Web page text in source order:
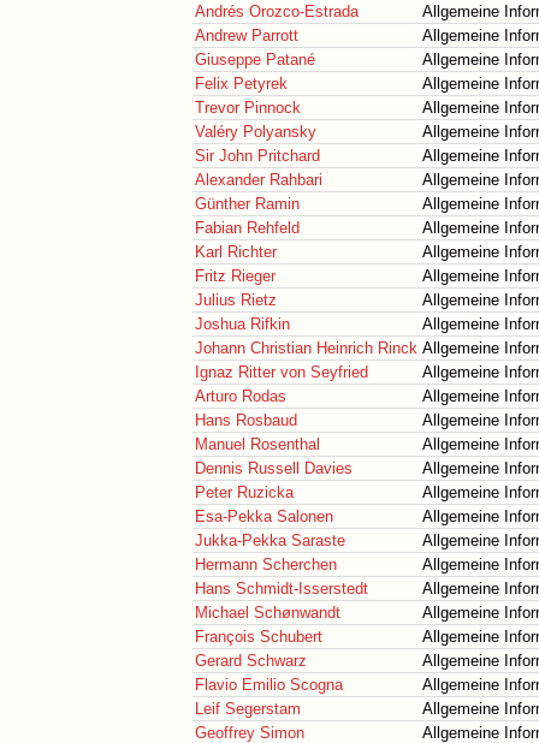
Andrés Orozco-Estrada
Allgemeine
Andrew Parrott
Allgemeine
Giuseppe Patané
Allgemeine
Felix Petyrek
Allgemeine
Trevor Pinnock
Allgemeine
Valéry Polyansky
Allgemeine
Sir John Pritchard
Allgemeine
Alexander Rahbari
Allgemeine
Günther Ramin
Allgemeine
Fabian Rehfeld
Allgemeine
Karl Richter
Allgemeine
Fritz Rieger
Allgemeine
Julius Rietz
Allgemeine
Joshua Rifkin
Allgemeine
Johann Christian Heinrich Rinck Allgemeine
Ignaz Ritter von Seyfried
Allgemeine
Arturo Rodas
Allgemeine
Hans Rosbaud
Allgemeine
Manuel Rosenthal
Allgemeine
Dennis Russell Davies
Allgemeine
Peter Ruzicka
Allgemeine
Esa-Pekka Salonen
Allgemeine
Jukka-Pekka Saraste
Allgemeine
Hermann Scherchen
Allgemeine
Hans Schmidt-Isserstedt
Allgemeine
Michael Schønwandt
Allgemeine
François Schubert
Allgemeine
Gerard Schwarz
Allgemeine
Flavio Emilio Scogna
Allgemeine
Leif Segerstam
Allgemeine
Geoffrey Simon
Allgemeine